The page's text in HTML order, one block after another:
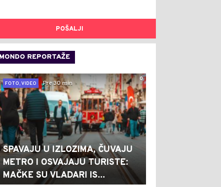
POŠALJI
MONDO REPORTAŽE
0
FOTO, VIDEO
Pre 30 min
SPAVAJU U IZLOZIMA, ČUVAJU
METRO I OSVAJAJU TURISTE:
MAČKE SU VLADARI IS...